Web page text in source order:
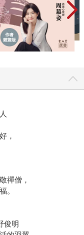
，
禪僧，
。
俊明